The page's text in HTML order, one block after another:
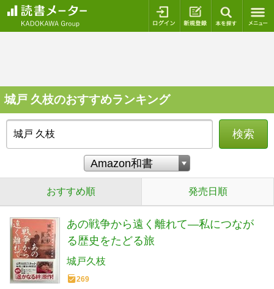
ログイン 新規登録
城戸 久枝のおすすめランキング
検索
おすすめ順 発売日順
あの戦争から遠く離れて―私につなが
る歴史をたどる旅
城戸久枝
269